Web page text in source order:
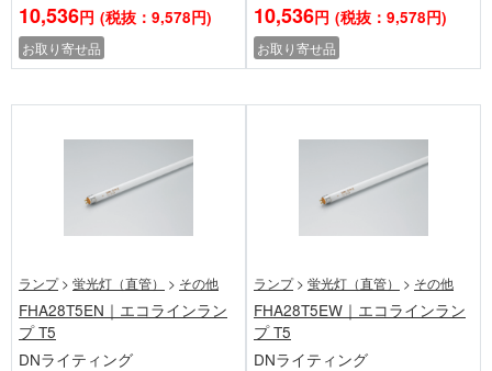
10,536円 (税抜：9,578円)
お取り寄せ品
10,536円 (税抜：9,578円)
お取り寄せ品
ランプ > 蛍光灯（直管） > その他
FHA28T5EN｜エコラインラン
プ T5
DNライティング
ランプ > 蛍光灯（直管） > その他
FHA28T5EW｜エコラインラン
プ T5
DNライティング